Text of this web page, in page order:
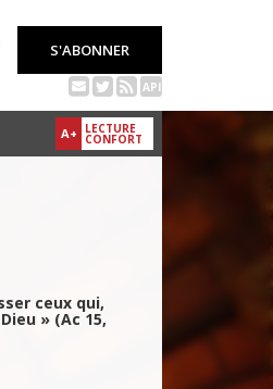
S'ABONNER
API
A+ LECTURE
CONFORT
ceux qui,
» (Ac 15,